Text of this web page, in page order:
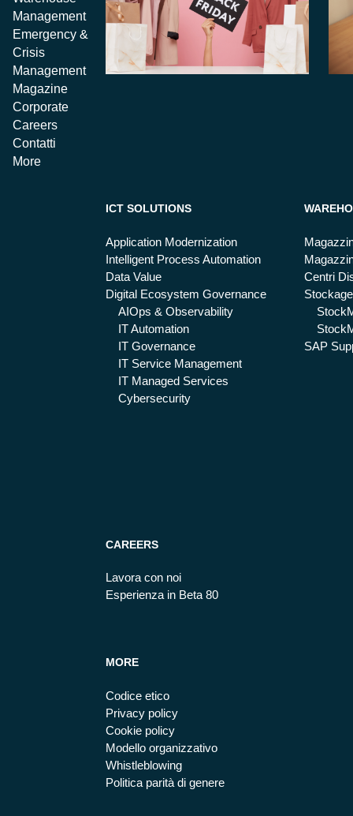
Management
Emergency &
Crisis
Management
Magazine
Corporate
Careers
Contatti
More
ICT SOLUTIONS
Application Modernization
Intelligent Process Automation
Data Value
Digital Ecosystem Governance
AIOps & Observability
IT Automation
IT Governance
IT Service Management
IT Managed Services
Cybersecurity
Centri
SAP
CAREERS
Lavora con noi
Esperienza in Beta 80
MORE
Codice etico
Privacy policy
Cookie policy
Modello organizzativo
Whistleblowing
Politica parità di genere